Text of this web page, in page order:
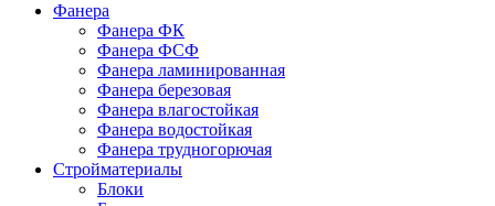
Фанера
Фанера ФК
Фанера ФСФ
Фанера ламинированная
Фанера березовая
Фанера влагостойкая
Фанера водостойкая
Фанера трудногорючая
Стройматериалы
Блоки